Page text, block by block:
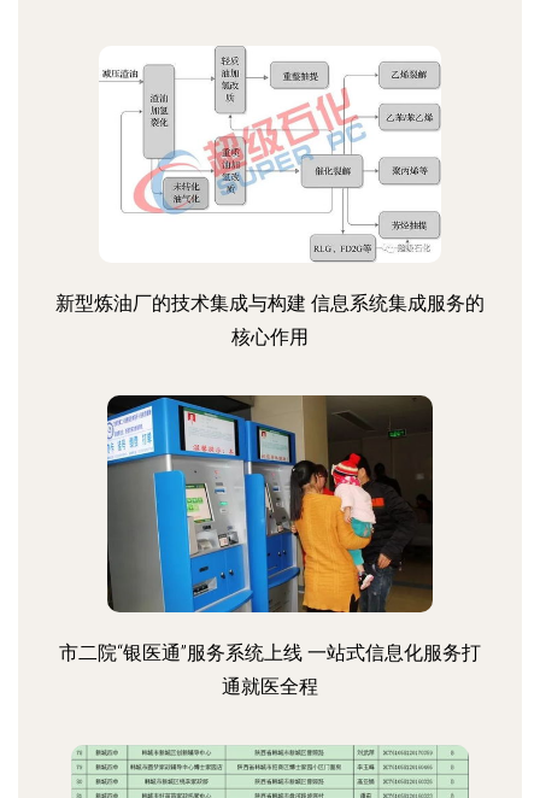
新型炼油厂的技术集成与构建 信息系统集成服务的
核心作用
市二院“银医通”服务系统上线 一站式信息化服务打
通就医全程